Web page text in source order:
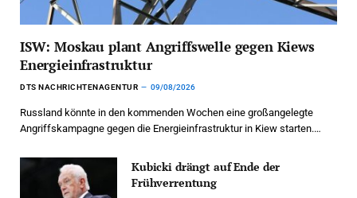
ISW: Moskau plant Angriffswelle gegen Kiews
Energieinfrastruktur
DTS NACHRICHTENAGENTUR 09/08/2026
Russland könnte in den kommenden Wochen eine großangelegte
Angriffskampagne gegen die Energieinfrastruktur in Kiew starten.…
Kubicki drängt auf Ende der
Frühverrentung